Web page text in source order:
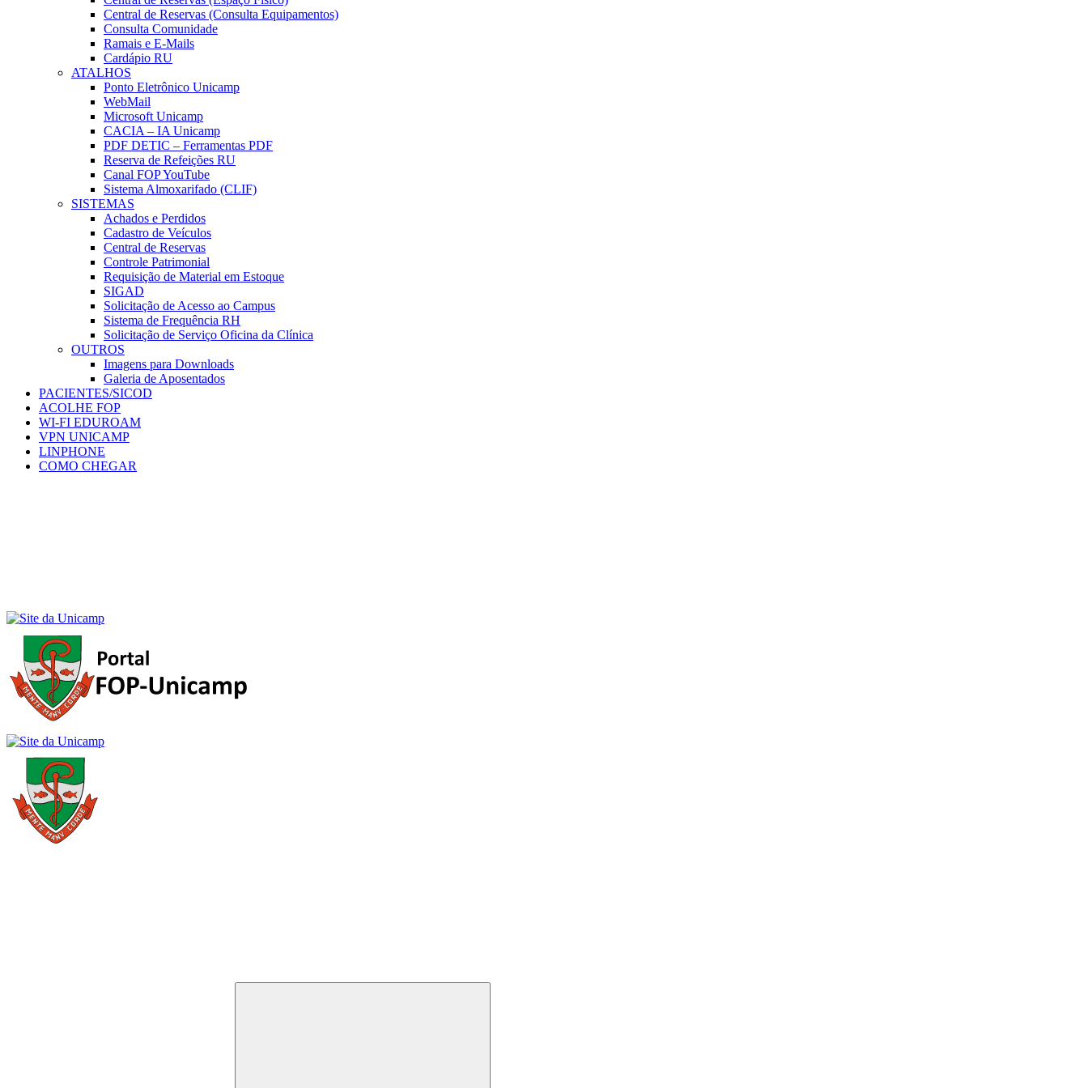
Central de Reservas (Consulta Equipamentos)
Consulta Comunidade
Ramais e E-Mails
Cardápio RU
ATALHOS
Ponto Eletrônico Unicamp
WebMail
Microsoft Unicamp
CACIA – IA Unicamp
PDF DETIC – Ferramentas PDF
Reserva de Refeições RU
Canal FOP YouTube
Sistema Almoxarifado (CLIF)
SISTEMAS
Achados e Perdidos
Cadastro de Veículos
Central de Reservas
Controle Patrimonial
Requisição de Material em Estoque
SIGAD
Solicitação de Acesso ao Campus
Sistema de Frequência RH
Solicitação de Serviço Oficina da Clínica
OUTROS
Imagens para Downloads
Galeria de Aposentados
PACIENTES/SICOD
ACOLHE FOP
WI-FI EDUROAM
VPN UNICAMP
LINPHONE
COMO CHEGAR